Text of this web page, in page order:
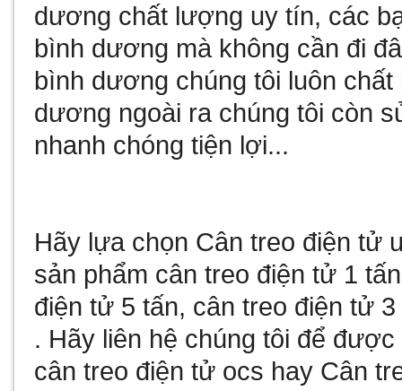
dương chất lượng uy tín, các
bình dương mà không cần đi
bình dương chúng tôi luôn
dương ngoài ra chúng tôi còn
nhanh chóng tiện lợi...
Hãy lựa chọn Cân treo điện tử
sản phẩm cân treo điện tử 1 tấn
điện tử 5 tấn, cân treo điện tử 3
. Hãy liên hệ chúng tôi để
cân treo điện tử ocs hay Cân